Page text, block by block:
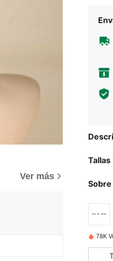
Ver más
Sobre
78K